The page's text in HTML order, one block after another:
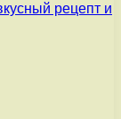
рецепт и